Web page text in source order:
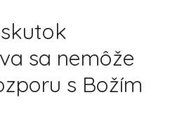
sa nemôže
s Božím